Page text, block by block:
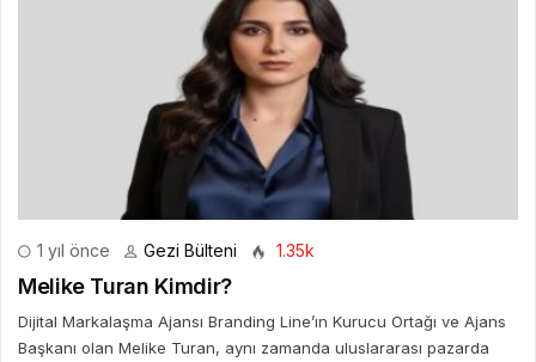
1 yıl önce Gezi Bülteni 1.35k
Melike Turan Kimdir?
Dijital Markalaşma Ajansı Branding Line’ın Kurucu Ortağı ve Ajans
Başkanı olan Melike Turan, aynı zamanda uluslararası pazarda